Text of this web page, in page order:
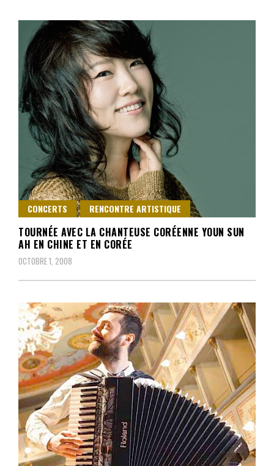
CONCERTS RENCONTRE ARTISTIQUE
TOURNÉE AVEC LA CHANTEUSE CORÉENNE YOUN SUN
AH EN CHINE ET EN CORÉE
OCTOBRE 1, 2008